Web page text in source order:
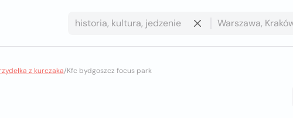
z kurczaka/Kfc bydgoszcz focus park